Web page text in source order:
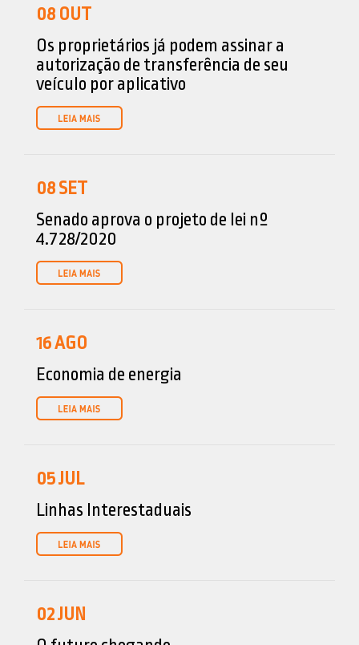
08 OUT
Os proprietários já podem assinar a
autorização de transferência de seu
veículo por aplicativo
08SET
Senado aprova o projeto de lei nº
4.728/2020
16AGO
Economia de energia
05JUL
Linhas Interestaduais
02JUN